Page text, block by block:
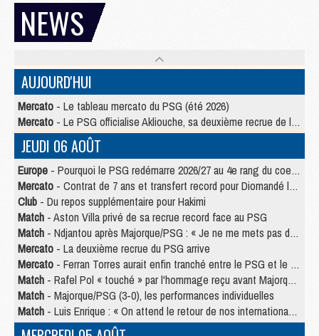
NEWS
AUJOURD'HUI
Mercato - Le tableau mercato du PSG (été 2026)
Mercato - Le PSG officialise Akliouche, sa deuxième recrue de l’été
JEUDI 06 AOÛT
Europe - Pourquoi le PSG redémarre 2026/27 au 4e rang du coefficient UEFA
Mercato - Contrat de 7 ans et transfert record pour Diomandé loin du PSG
Club - Du repos supplémentaire pour Hakimi
Match - Aston Villa privé de sa recrue record face au PSG
Match - Ndjantou après Majorque/PSG : « Je ne me mets pas de plafond »
Mercato - La deuxième recrue du PSG arrive
Mercato - Ferran Torres aurait enfin tranché entre le PSG et le Barça
Match - Rafel Pol « touché » par l'hommage reçu avant Majorque/PSG
Match - Majorque/PSG (3-0), les performances individuelles
Match - Luis Enrique : « On attend le retour de nos internationaux »